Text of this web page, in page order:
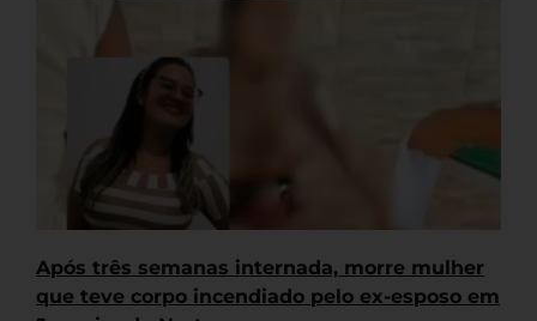
Após três semanas internada, morre mulher
que teve corpo incendiado pelo ex-esposo em